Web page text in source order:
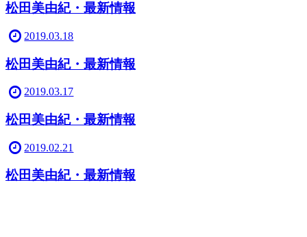
松田美由紀・最新情報
2019.03.18
松田美由紀・最新情報
2019.03.17
松田美由紀・最新情報
2019.02.21
松田美由紀・最新情報